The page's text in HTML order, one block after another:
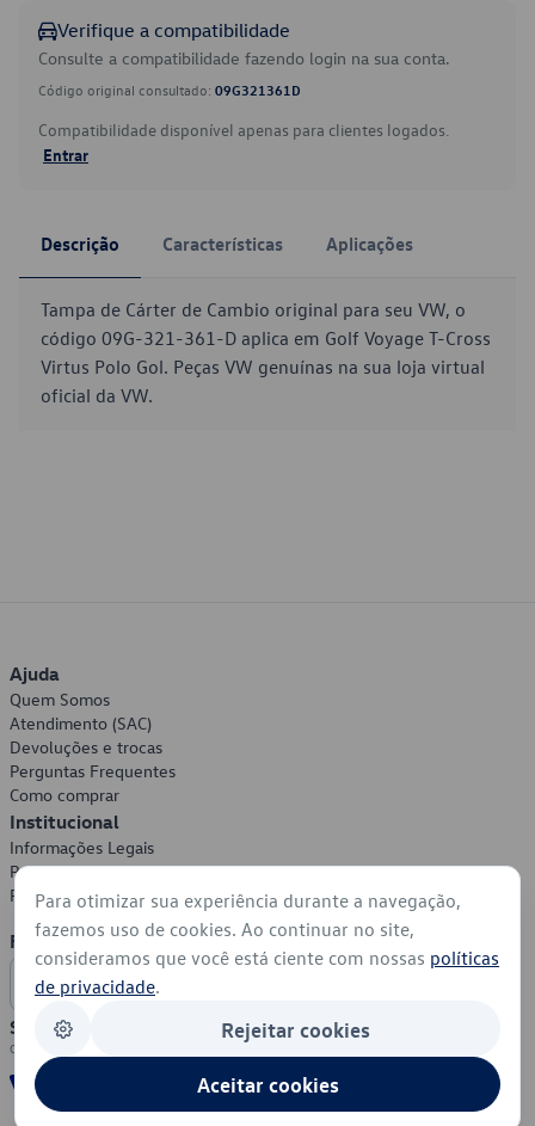
Verifique a compatibilidade
Consulte a compatibilidade fazendo login na sua conta.
Código original consultado: 09G321361D
Compatibilidade disponível apenas para clientes logados.
Entrar
Descrição Características Aplicações
Tampa de Cárter de Cambio original para seu VW, o
código 09G-321-361-D aplica em Golf Voyage T-Cross
Virtus Polo Gol. Peças VW genuínas na sua loja virtual
oficial da VW.
Ajuda
Quem Somos
Atendimento (SAC)
Devoluções e trocas
Perguntas Frequentes
Como comprar
Institucional
Informações Legais
Política de Privacidade
Política de Cookies
Formas de Pagamento
Segurança
Para otimizar sua experiência durante a navegação,
fazemos uso de cookies. Ao continuar no site,
consideramos que você está ciente com nossas políticas
de privacidade.
Rejeitar cookies
Aceitar cookies